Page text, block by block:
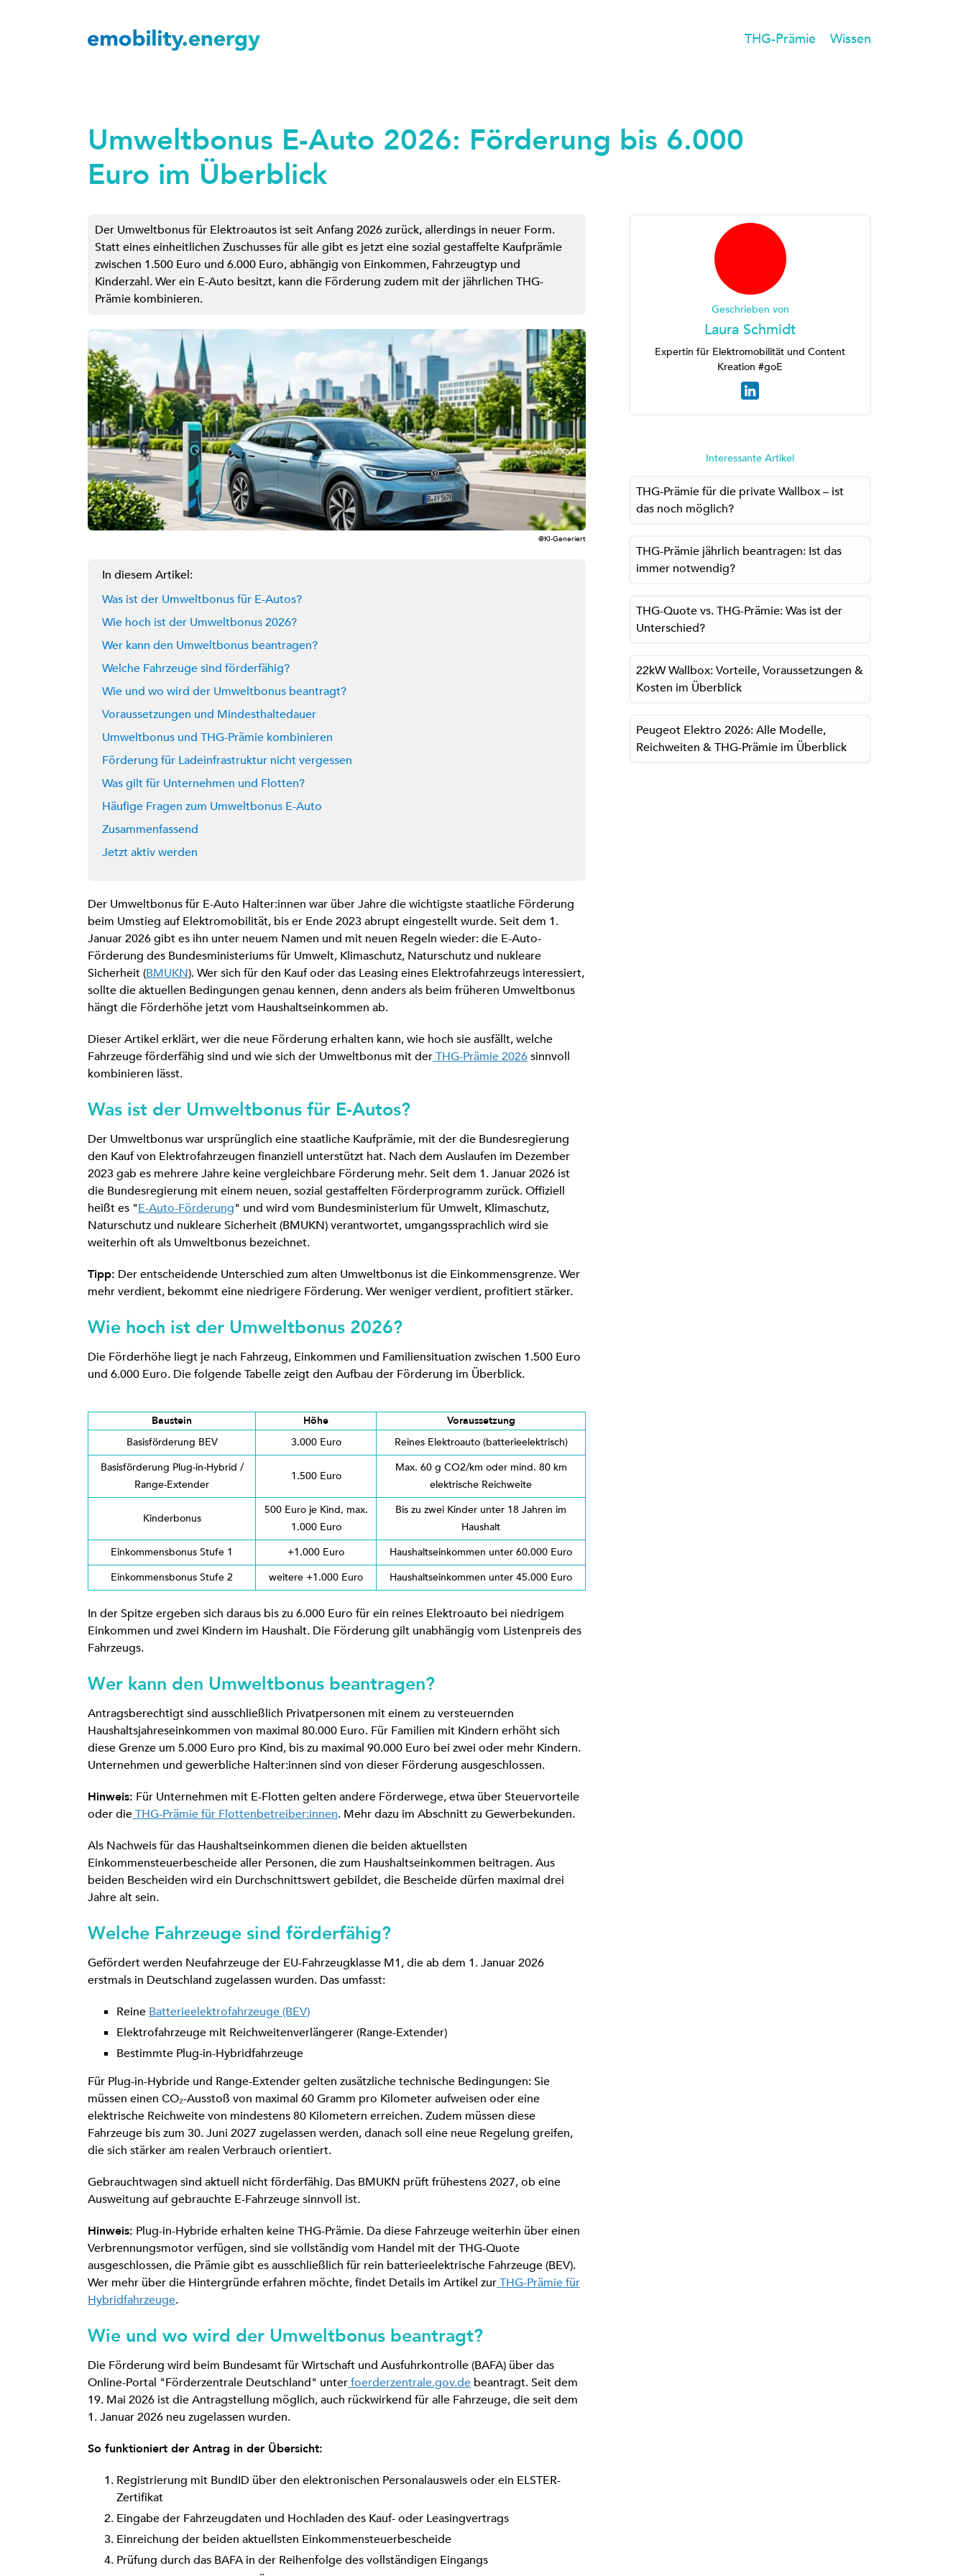
THG-Prämie Wissen
Umweltbonus E-Auto 2026: Förderung bis 6.000
Euro im Überblick
Der Umweltbonus für Elektroautos ist seit Anfang 2026 zurück, allerdings in neuer Form.
Statt eines einheitlichen Zuschusses für alle gibt es jetzt eine sozial gestaffelte Kaufprämie
zwischen 1.500 Euro und 6.000 Euro, abhängig von Einkommen, Fahrzeugtyp und
Kinderzahl. Wer ein E-Auto besitzt, kann die Förderung zudem mit der jährlichen THG-
Prämie kombinieren.
@KI-Generiert
In diesem Artikel:
Was ist der Umweltbonus für E-Autos?
Wie hoch ist der Umweltbonus 2026?
Wer kann den Umweltbonus beantragen?
Welche Fahrzeuge sind förderfähig?
Wie und wo wird der Umweltbonus beantragt?
Voraussetzungen und Mindesthaltedauer
Umweltbonus und THG-Prämie kombinieren
Förderung für Ladeinfrastruktur nicht vergessen
Was gilt für Unternehmen und Flotten?
Häufige Fragen zum Umweltbonus E-Auto
Zusammenfassend
Jetzt aktiv werden
Der Umweltbonus für E-Auto Halter:innen war über Jahre die wichtigste staatliche Förderung
beim Umstieg auf Elektromobilität, bis er Ende 2023 abrupt eingestellt wurde. Seit dem 1.
Januar 2026 gibt es ihn unter neuem Namen und mit neuen Regeln wieder: die E-Auto-
Förderung des Bundesministeriums für Umwelt, Klimaschutz, Naturschutz und nukleare
Sicherheit (BMUKN). Wer sich für den Kauf oder das Leasing eines Elektrofahrzeugs interessiert,
sollte die aktuellen Bedingungen genau kennen, denn anders als beim früheren Umweltbonus
hängt die Förderhöhe jetzt vom Haushaltseinkommen ab.
Dieser Artikel erklärt, wer die neue Förderung erhalten kann, wie hoch sie ausfällt, welche
Fahrzeuge förderfähig sind und wie sich der Umweltbonus mit derTHG-Prämie 2026sinnvoll
kombinieren lässt.
Was ist der Umweltbonus für E-Autos?
Der Umweltbonus war ursprünglich eine staatliche Kaufprämie, mit der die Bundesregierung
den Kauf von Elektrofahrzeugen finanziell unterstützt hat. Nach dem Auslaufen im Dezember
2023 gab es mehrere Jahre keine vergleichbare Förderung mehr. Seit dem 1. Januar 2026 ist
die Bundesregierung mit einem neuen, sozial gestaffelten Förderprogramm zurück. Offiziell
heißt es "E-Auto-Förderung" und wird vom Bundesministerium für Umwelt, Klimaschutz,
Naturschutz und nukleare Sicherheit (BMUKN) verantwortet, umgangssprachlich wird sie
weiterhin oft als Umweltbonus bezeichnet.
Tipp: Der entscheidende Unterschied zum alten Umweltbonus ist die Einkommensgrenze. Wer
mehr verdient, bekommt eine niedrigere Förderung. Wer weniger verdient, profitiert stärker.
Wie hoch ist der Umweltbonus 2026?
Die Förderhöhe liegt je nach Fahrzeug, Einkommen und Familiensituation zwischen 1.500 Euro
und 6.000 Euro. Die folgende Tabelle zeigt den Aufbau der Förderung im Überblick.
Baustein Höhe
Voraussetzung
Basisförderung BEV
3.000 Euro
Reines Elektroauto (batterieelektrisch)
Basisförderung Plug-in-Hybrid /
Range-Extender
1.500 Euro
Max. 60 g CO2/km oder mind. 80 km
elektrische Reichweite
Kinderbonus
500 Euro je Kind, max.
1.000 Euro
Bis zu zwei Kinder unter 18 Jahren im
Haushalt
Einkommensbonus Stufe 1
+1.000 Euro
Haushaltseinkommen unter 60.000 Euro
Einkommensbonus Stufe 2
weitere +1.000 Euro Haushaltseinkommen unter 45.000 Euro
In der Spitze ergeben sich daraus bis zu 6.000 Euro für ein reines Elektroauto bei niedrigem
Einkommen und zwei Kindern im Haushalt. Die Förderung gilt unabhängig vom Listenpreis des
Fahrzeugs.
Wer kann den Umweltbonus beantragen?
Antragsberechtigt sind ausschließlich Privatpersonen mit einem zu versteuernden
Haushaltsjahreseinkommen von maximal 80.000 Euro. Für Familien mit Kindern erhöht sich
diese Grenze um 5.000 Euro pro Kind, bis zu maximal 90.000 Euro bei zwei oder mehr Kindern.
Unternehmen und gewerbliche Halter:innen sind von dieser Förderung ausgeschlossen.
Hinweis: Für Unternehmen mit E-Flotten gelten andere Förderwege, etwa über Steuervorteile
oder dieTHG-Prämie für Flottenbetreiber:innen. Mehr dazu im Abschnitt zu Gewerbekunden.
Als Nachweis für das Haushaltseinkommen dienen die beiden aktuellsten
Einkommensteuerbescheide aller Personen, die zum Haushaltseinkommen beitragen. Aus
beiden Bescheiden wird ein Durchschnittswert gebildet, die Bescheide dürfen maximal drei
Jahre alt sein.
Welche Fahrzeuge sind förderfähig?
Gefördert werden Neufahrzeuge der EU-Fahrzeugklasse M1, die ab dem 1. Januar 2026
erstmals in Deutschland zugelassen wurden. Das umfasst:
Reine Batterieelektrofahrzeuge (BEV)
Elektrofahrzeuge mit Reichweitenverlängerer (Range-Extender)
Bestimmte Plug-in-Hybridfahrzeuge
Für Plug-in-Hybride und Range-Extender gelten zusätzliche technische Bedingungen: Sie
müssen einen CO₂-Ausstoß von maximal 60 Gramm pro Kilometer aufweisen oder eine
elektrische Reichweite von mindestens 80 Kilometern erreichen. Zudem müssen diese
Fahrzeuge bis zum 30. Juni 2027 zugelassen werden, danach soll eine neue Regelung greifen,
die sich stärker am realen Verbrauch orientiert.
Gebrauchtwagen sind aktuell nicht förderfähig. Das BMUKN prüft frühestens 2027, ob eine
Ausweitung auf gebrauchte E-Fahrzeuge sinnvoll ist.
Hinweis: Plug-in-Hybride erhalten keine THG-Prämie. Da diese Fahrzeuge weiterhin über einen
Verbrennungsmotor verfügen, sind sie vollständig vom Handel mit der THG-Quote
ausgeschlossen, die Prämie gibt es ausschließlich für rein batterieelektrische Fahrzeuge (BEV).
Wer mehr über die Hintergründe erfahren möchte, findet Details im Artikel zurTHG-Prämie für
Hybridfahrzeuge.
Wie und wo wird der Umweltbonus beantragt?
Die Förderung wird beim Bundesamt für Wirtschaft und Ausfuhrkontrolle (BAFA) über das
Online-Portal "Förderzentrale Deutschland" unterfoerderzentrale.gov.de beantragt. Seit dem
19. Mai 2026 ist die Antragstellung möglich, auch rückwirkend für alle Fahrzeuge, die seit dem
1. Januar 2026 neu zugelassen wurden.
So funktioniert der Antrag in der Übersicht:
Registrierung mit BundID über den elektronischen Personalausweis oder ein ELSTER-
Zertifikat
Eingabe der Fahrzeugdaten und Hochladen des Kauf- oder Leasingvertrags
Einreichung der beiden aktuellsten Einkommensteuerbescheide
Prüfung durch das BAFA in der Reihenfolge des vollständigen Eingangs
Geschrieben von
Laura Schmidt
Expertin für Elektromobilität und Content
Kreation #goE
Interessante Artikel
THG-Prämie für die private Wallbox – ist
das noch möglich?
THG-Prämie jährlich beantragen: Ist das
immer notwendig?
THG-Quote vs. THG-Prämie: Was ist der
Unterschied?
22kW Wallbox: Vorteile, Voraussetzungen &
Kosten im Überblick
Peugeot Elektro 2026: Alle Modelle,
Reichweiten & THG-Prämie im Überblick